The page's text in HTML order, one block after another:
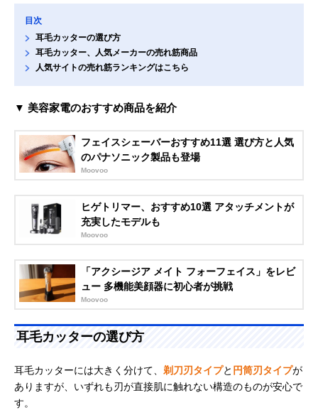
目次
耳毛カッターの選び方
耳毛カッター、人気メーカーの売れ筋商品
人気サイトの売れ筋ランキングはこちら
▼ 美容家電のおすすめ商品を紹介
フェイスシェーバーおすすめ11選 選び方と人気
のパナソニック製品も登場
Moovoo
ヒゲトリマー、おすすめ10選 アタッチメントが
充実したモデルも
Moovoo
「アクシージア メイト フォーフェイス」をレビ
ュー 多機能美顔器に初心者が挑戦
Moovoo
耳毛カッターの選び方
耳毛カッターには大きく分けて、 剃刀刃タイプと 円筒刃タイプが
ありますが、いずれも刃が直接肌に触れない構造のものが安心で
す。